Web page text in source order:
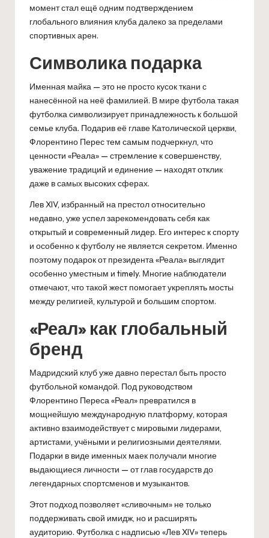
момент стал ещё одним подтверждением
глобального влияния клуба далеко за пределами
спортивных арен.
Символика подарка
Именная майка — это не просто кусок ткани с
нанесённой на неё фамилией. В мире футбола такая
футболка символизирует принадлежность к большой
семье клуба. Подарив её главе Католической церкви,
Флорентино Перес тем самым подчеркнул, что
ценности «Реала» — стремление к совершенству,
уважение традиций и единение — находят отклик
даже в самых высоких сферах.
Лев XIV, избранный на престол относительно
недавно, уже успел зарекомендовать себя как
открытый и современный лидер. Его интерес к спорту
и особенно к футболу не является секретом. Именно
поэтому подарок от президента «Реала» выглядит
особенно уместным и timely. Многие наблюдатели
отмечают, что такой жест помогает укреплять мосты
между религией, культурой и большим спортом.
«Реал» как глобальный
бренд
Мадридский клуб уже давно перестал быть просто
футбольной командой. Под руководством
Флорентино Переса «Реал» превратился в
мощнейшую международную платформу, которая
активно взаимодействует с мировыми лидерами,
артистами, учёными и религиозными деятелями.
Подарки в виде именных маек получали многие
выдающиеся личности — от глав государств до
легендарных спортсменов и музыкантов.
Этот подход позволяет «сливочным» не только
поддерживать свой имидж, но и расширять
аудиторию. Футболка с надписью «Лев XIV» теперь